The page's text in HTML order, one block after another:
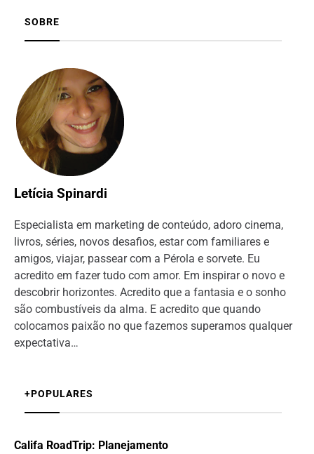
SOBRE
Letícia Spinardi
Especialista em marketing de conteúdo, adoro cinema,
livros, séries, novos desafios, estar com familiares e
amigos, viajar, passear com a Pérola e sorvete. Eu
acredito em fazer tudo com amor. Em inspirar o novo e
descobrir horizontes. Acredito que a fantasia e o sonho
são combustíveis da alma. E acredito que quando
colocamos paixão no que fazemos superamos qualquer
expectativa…
+POPULARES
Califa RoadTrip: Planejamento